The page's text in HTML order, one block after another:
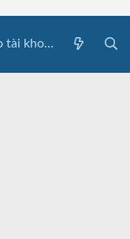
Tạo tài khoản